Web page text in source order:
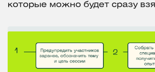
которые можно будет сразу